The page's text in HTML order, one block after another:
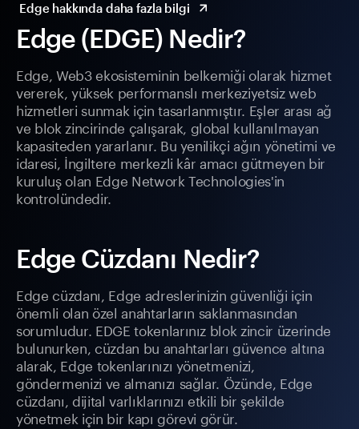
Edge (EDGE) Nedir?
Edge, Web3 ekosisteminin belkemiği olarak hizmet
vererek, yüksek performanslı merkeziyetsiz web
hizmetleri sunmak için tasarlanmıştır. Eşler arası ağ
ve blok zincirinde çalışarak, global kullanılmayan
kapasiteden yararlanır. Bu yenilikçi ağın yönetimi ve
idaresi, İngiltere merkezli kâr amacı gütmeyen bir
kuruluş olan Edge Network Technologies'in
kontrolündedir.
Edge Cüzdanı Nedir?
Edge cüzdanı, Edge adreslerinizin güvenliği için
önemli olan özel anahtarların saklanmasından
sorumludur. EDGE tokenlarınız blok zincir üzerinde
bulunurken, cüzdan bu anahtarları güvence altına
alarak, Edge tokenlarınızı yönetmenizi,
göndermenizi ve almanızı sağlar. Özünde, Edge
cüzdanı, dijital varlıklarınızı etkili bir şekilde
yönetmek için bir kapı görevi görür.
Edge hakkında daha fazla bilgi